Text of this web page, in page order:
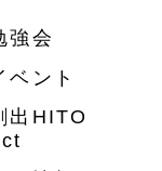
強会
ベント
出HITO